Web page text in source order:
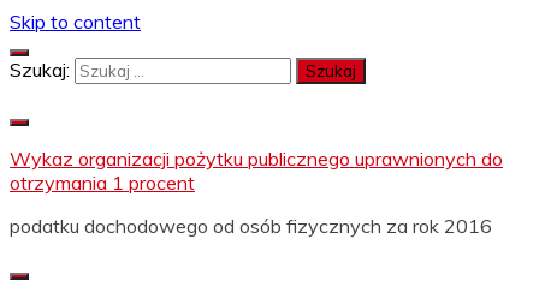
Skip to content
Szukaj:
Wykaz organizacji pożytku publicznego uprawnionych do
otrzymania 1 procent
podatku dochodowego od osób fizycznych za rok 2016